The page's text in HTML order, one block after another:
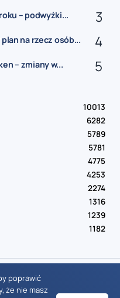
– podwyżki...
na rzecz osób...
– zmiany w...
10013
6282
5789
5781
4775
4253
2274
1316
1239
1182
2016-2026
poprawić
że nie masz